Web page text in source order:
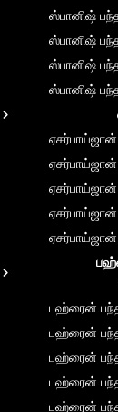
ஸ்பானிஷ்
ஸ்பானிஷ்
ஸ்பானிஷ்
ஸ்பானிஷ்
பஹ்ரைன்
பஹ்ரைன்
பஹ்ரைன்
பஹ்ரைன்
பஹ்ரைன்